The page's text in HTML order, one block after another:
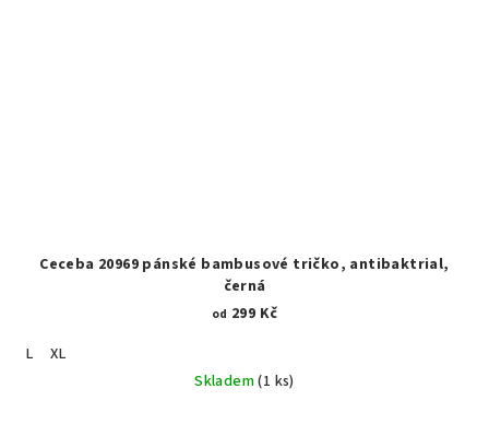
Ceceba 20969 pánské bambusové tričko, antibaktrial,
černá
od 299 Kč
L
XL
Skladem(1 ks)